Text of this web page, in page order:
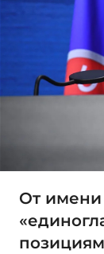
От имени